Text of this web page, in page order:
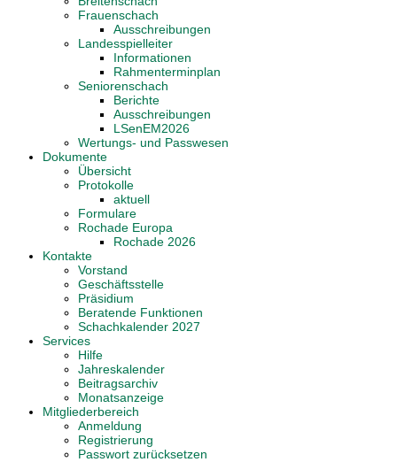
Frauenschach
Ausschreibungen
Landesspielleiter
Informationen
Rahmenterminplan
Seniorenschach
Berichte
Ausschreibungen
LSenEM2026
Wertungs- und Passwesen
Dokumente
Übersicht
Protokolle
aktuell
Formulare
Rochade Europa
Rochade 2026
Kontakte
Vorstand
Geschäftsstelle
Präsidium
Beratende Funktionen
Schachkalender 2027
Services
Hilfe
Jahreskalender
Beitragsarchiv
Monatsanzeige
Mitgliederbereich
Anmeldung
Registrierung
Passwort zurücksetzen